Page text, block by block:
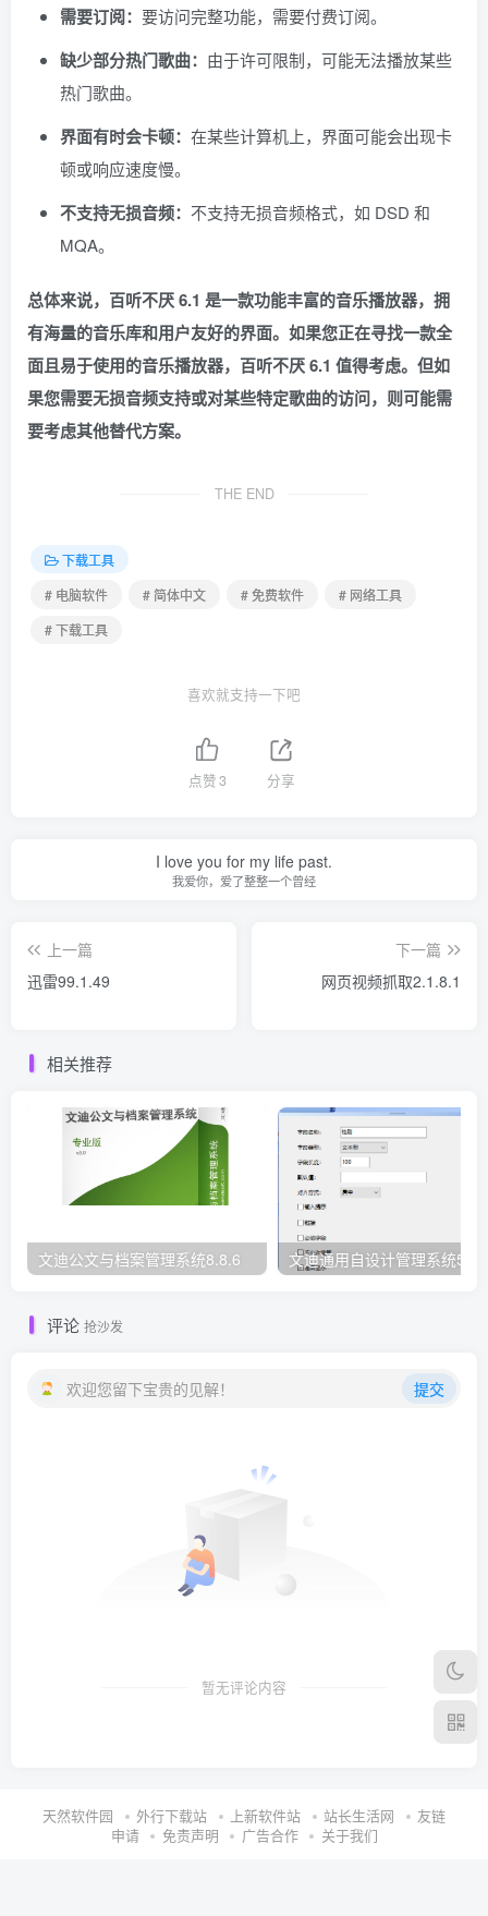
需要订阅： 要访问完整功能，需要付费订阅。
缺少部分热门歌曲： 由于许可限制，可能无法播放某些
热门歌曲。
界面有时会卡顿： 在某些计算机上，界面可能会出现卡
顿或响应速度慢。
不支持无损音频： 不支持无损音频格式，如 DSD 和
MQA。
总体来说，百听不厌 6.1 是一款功能丰富的音乐播放器，拥
有海量的音乐库和用户友好的界面。如果您正在寻找一款全
面且易于使用的音乐播放器，百听不厌 6.1 值得考虑。但如
果您需要无损音频支持或对某些特定歌曲的访问，则可能需
要考虑其他替代方案。
THE END
下载工具
# 电脑软件
# 简体中文 # 免费软件
# 网络工具
# 下载工具
喜欢就支持一下吧
点赞3 分享
I love you for my life past.
我爱你，爱了整整一个曾经
上一篇
迅雷99.1.49
下一篇
网页视频抓取2.1.8.1
相关推荐
文迪公文与档案管理系统8.8.6 文迪通用自设计管理系统
评论 抢沙发
欢迎您留下宝贵的见解！ 提交
暂无评论内容
天然软件园 外行下载站 上新软件站 站长生活网
友链
申请
免责声明 广告合作 关于我们